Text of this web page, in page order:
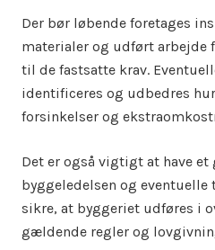
Der bør løbende foretages
materialer og udført arbejde
til de fastsatte krav.
identificeres og udbedres
forsinkelser og
Det er også vigtigt at have
byggeledelsen og eventuelle
sikre, at byggeriet udføres i
gældende regler og